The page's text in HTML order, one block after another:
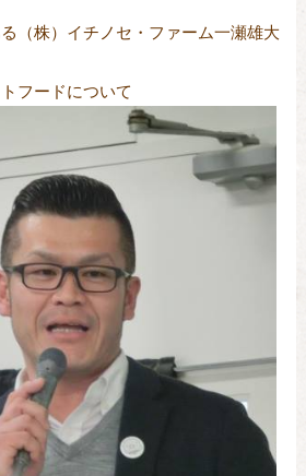
（株）イチノセ・ファーム一瀬雄大
フードについて